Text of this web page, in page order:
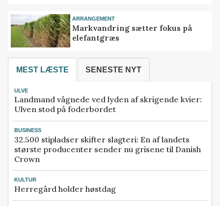
ARRANGEMENT
Markvandring sætter fokus på
elefantgræs
MEST LÆSTE SENESTE NYT
ULVE
Landmand vågnede ved lyden af skrigende kvier:
Ulven stod på foderbordet
BUSINESS
32.500 stipladser skifter slagteri: En af landets
største producenter sender nu grisene til Danish
Crown
KULTUR
Herregård holder høstdag